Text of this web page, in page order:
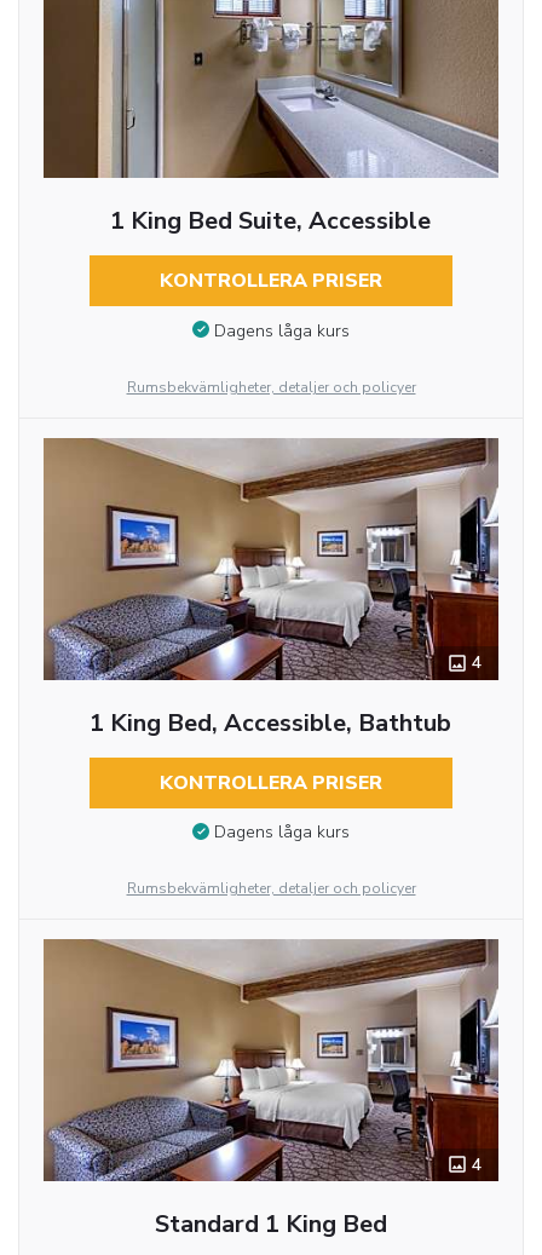
1 King Bed Suite, Accessible
KONTROLLERA PRISER
Dagens låga kurs
Rumsbekvämligheter, detaljer och policyer
4
1 King Bed, Accessible, Bathtub
KONTROLLERA PRISER
Dagens låga kurs
Rumsbekvämligheter, detaljer och policyer
4
Standard 1 King Bed